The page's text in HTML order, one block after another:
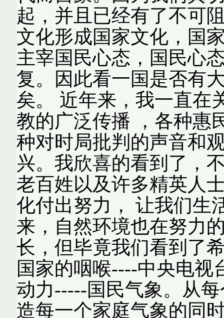
起，并且已经有了不可
文化形成国家文化，国
主宰国民心态，国民心
复。因此看一国是否有
矣。 近年来，我一直在
教的广泛传播 ，各种惠
种对时局批判的声音和
兴。我欣喜的看到了，
老百姓以及许多精英人
化付出努力， 让我们生
来，自然环境也在努力
长，但毕竟我们看到了
国家的咽喉----中央电视
动力-----国民气象。从
造每一个家庭气象的同